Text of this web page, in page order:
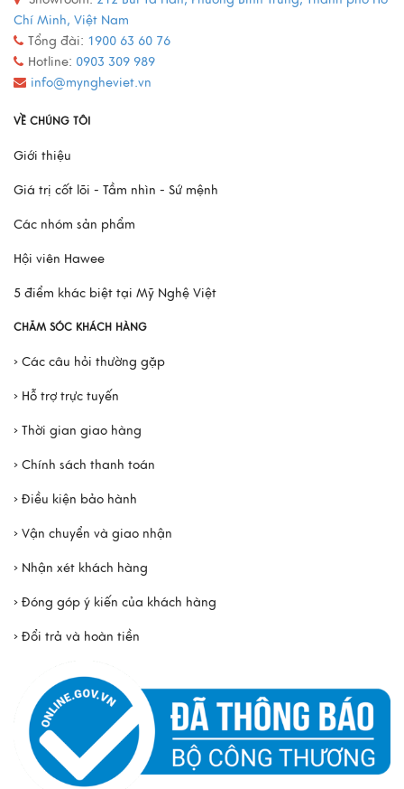
Doanh Nhân
Xem thêm
Chí Minh, Việt Nam
Tổng đài: 1900 63 60 76
Hotline: 0903 309 989
info@myngheviet.vn
VỀ CHÚNG TÔI
Giới thiệu
Giá trị cốt lõi - Tầm nhìn - Sứ mệnh
Các nhóm sản phẩm
Hội viên Hawee
5 điểm khác biệt tại Mỹ Nghệ Việt
CHĂM SÓC KHÁCH HÀNG
› Các câu hỏi thường gặp
› Hỗ trợ trực tuyến
› Thời gian giao hàng
› Chính sách thanh toán
› Điều kiện bảo hành
› Vận chuyển và giao nhận
› Nhận xét khách hàng
› Đóng góp ý kiến của khách hàng
› Đổi trả và hoàn tiền